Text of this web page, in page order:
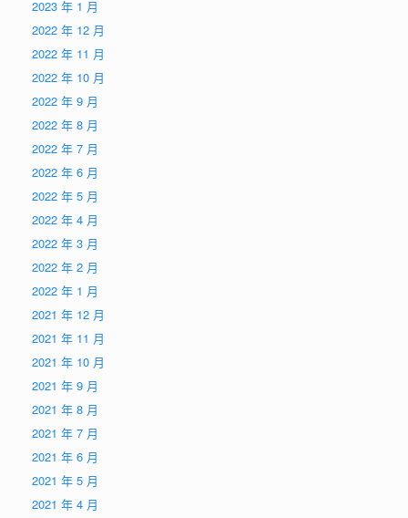
2023 年 1 月
2022 年 12 月
2022 年 11 月
2022 年 10 月
2022 年 9 月
2022 年 8 月
2022 年 7 月
2022 年 6 月
2022 年 5 月
2022 年 4 月
2022 年 3 月
2022 年 2 月
2022 年 1 月
2021 年 12 月
2021 年 11 月
2021 年 10 月
2021 年 9 月
2021 年 8 月
2021 年 7 月
2021 年 6 月
2021 年 5 月
2021 年 4 月